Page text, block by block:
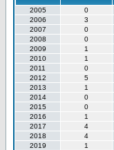
2005 0
2006
3
2007
0
2008
0
2009
1
2010
1
2011
0
2012
5
2013
1
2014
0
2015
0
2016
1
2017
4
2018
4
2019
1